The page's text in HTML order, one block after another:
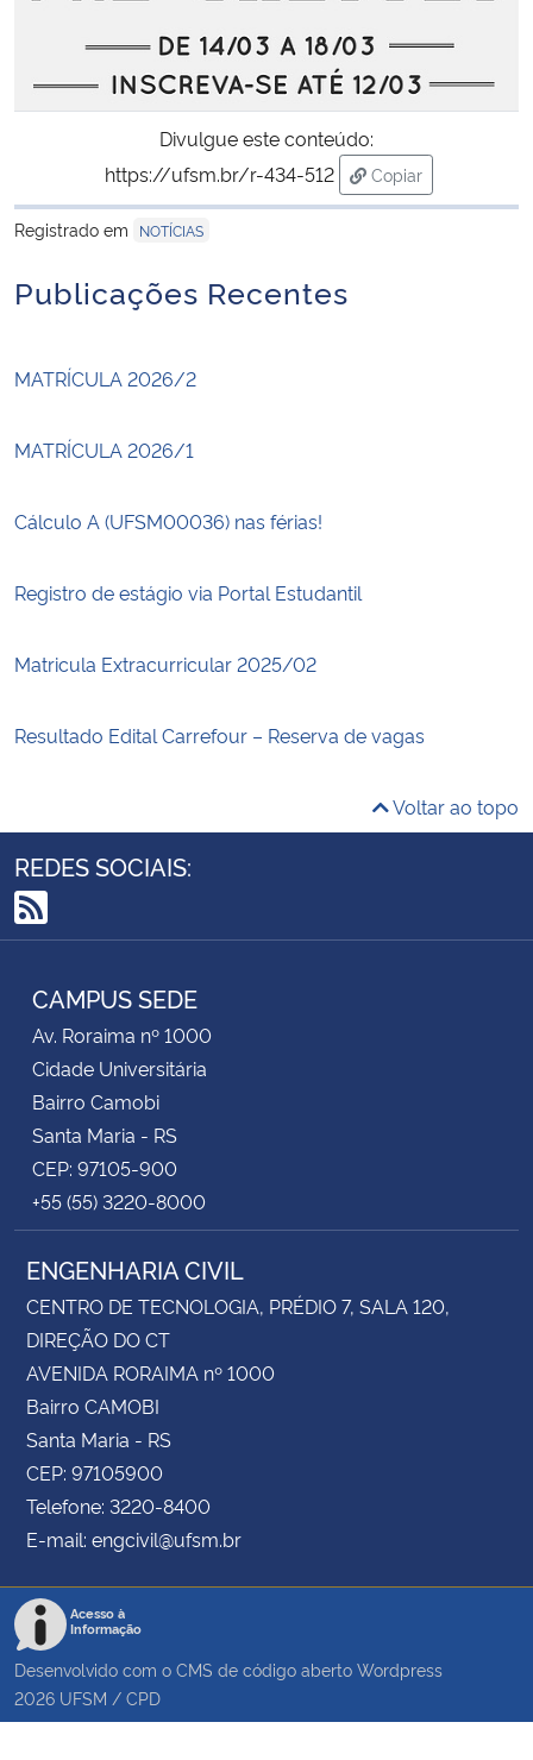
Divulgue este conteúdo:
https://ufsm.br/r-434-512
Copiar
para área de
Registrado em
NOTÍCIAS
Publicações Recentes
MATRÍCULA 2026/2
MATRÍCULA 2026/1
Cálculo A (UFSM00036) nas férias!
Registro de estágio via Portal Estudantil
Matricula Extracurricular 2025/02
Resultado Edital Carrefour – Reserva de vagas
Voltar ao topo
REDES SOCIAIS:
RSS
CAMPUS SEDE
Av. Roraima nº 1000
Cidade Universitária
Bairro Camobi
Santa Maria - RS
CEP: 97105-900
+55 (55) 3220-8000
ENGENHARIA CIVIL
CENTRO DE TECNOLOGIA, PRÉDIO 7, SALA 120,
DIREÇÃO DO CT
AVENIDA RORAIMA nº 1000
Bairro CAMOBI
Santa Maria - RS
CEP: 97105900
Telefone: 3220-8400
E-mail: engcivil@ufsm.br
Acesso à
Informação
Desenvolvido com o CMS de código aberto Wordpress
2026 UFSM / CPD